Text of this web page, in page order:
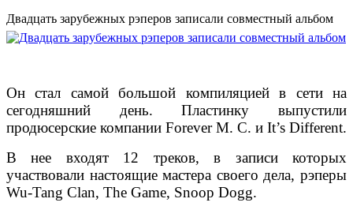
Двадцать зарубежных рэперов записали совместный альбом
Он стал самой большой компиляцией в сети на
сегодняшний день. Пластинку выпустили
продюсерские компании Forever M. C. и It’s Different.
В нее входят 12 треков, в записи которых
участвовали настоящие мастера своего дела, рэперы
Wu-Tang Clan, The Game, Snoop Dogg.